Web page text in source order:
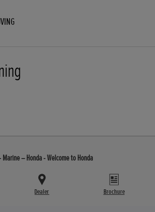
Marine – Honda - Welcome to Honda
Dealer Brochure